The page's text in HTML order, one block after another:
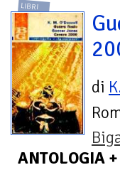
LIBRI
di
ANTOLOGIA